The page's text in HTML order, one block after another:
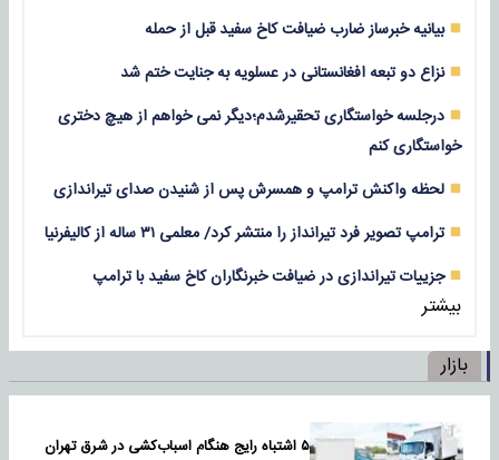
بیانیه خبرساز ضارب ضیافت کاخ سفید قبل از حمله
نزاع دو تبعه افغانستانی در عسلویه به جنایت ختم شد
درجلسه خواستگاری تحقیرشدم؛دیگر نمی خواهم از هیچ دختری
خواستگاری کنم
لحظه واکنش ترامپ و همسرش پس از شنیدن صدای تیراندازی
ترامپ تصویر فرد تیرانداز را منتشر کرد/ معلمی ۳۱ ساله از کالیفرنیا
جزییات تیراندازی در ضیافت خبرنگاران کاخ سفید با ترامپ
بیشتر
بازار
۵ اشتباه رایج هنگام اسباب‌کشی در شرق تهران